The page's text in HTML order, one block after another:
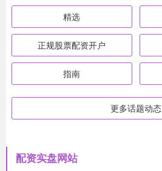
精选
正规股票配资开户
指南
更多话题动态
配资实盘网站